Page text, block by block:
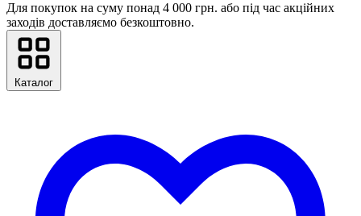
Для покупок на суму понад 4 000 грн. або під час акційних
заходів доставляємо безкоштовно.
Каталог